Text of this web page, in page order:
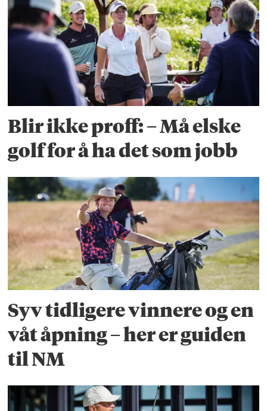
Blir ikke proff: – Må elske
golf for å ha det som jobb
Syv tidligere vinnere og en
våt åpning – her er guiden
til NM